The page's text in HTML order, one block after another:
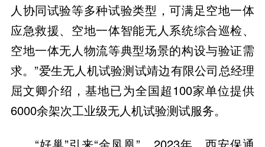
人协同试验等多种试验类型，可满足空地一体
应急救援、空地一体智能无人系统综合巡检、
空地一体无人物流等典型场景的构设与验证需
求。”爱生无人机试验测试靖边有限公司总经理
屈文卿介绍，基地已为全国超100家单位提供
6000余架次工业级无人机试验测试服务。
“好巢”引来“金凤凰”。2023年，西安保通